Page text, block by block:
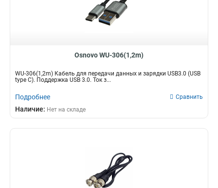
Osnovo WU-306(1,2m)
WU-306(1,2m) Кабель для передачи данных и зарядки USB3.0 (USB
type C). Поддержка USB 3.0. Ток з...
Подробнее Сравнить
Наличие: Нет на складе